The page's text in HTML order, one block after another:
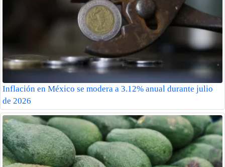
Inflación en México se modera a 3.12% anual durante julio
de 2026